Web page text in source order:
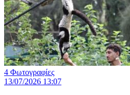
4 Φωτογραφίες
13/07/2026 13:07